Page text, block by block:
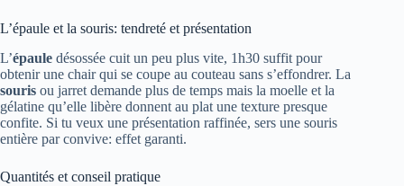
L’épaule et la souris: tendreté et présentation
L’épaule désossée cuit un peu plus vite, 1h30 suffit pour
obtenir une chair qui se coupe au couteau sans s’effondrer. La
souris ou jarret demande plus de temps mais la moelle et la
gélatine qu’elle libère donnent au plat une texture presque
confite. Si tu veux une présentation raffinée, sers une souris
entière par convive: effet garanti.
Quantités et conseil pratique